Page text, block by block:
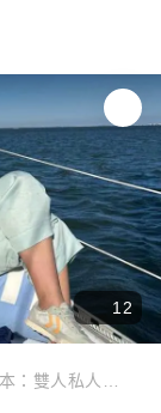
12